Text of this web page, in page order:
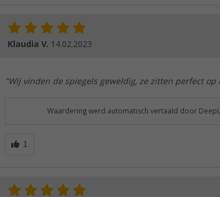
Klaudia V. 14.02.2023
"Wij vinden de spiegels geweldig, ze zitten perfect op
Waardering werd automatisch vertaald door